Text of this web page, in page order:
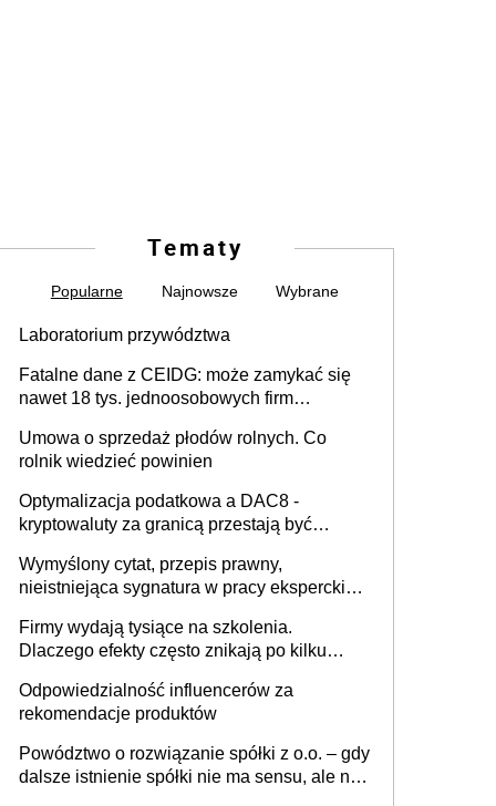
Tematy
Popularne Najnowsze Wybrane
Laboratorium przywództwa
Fatalne dane z CEIDG: może zamykać się
nawet 18 tys. jednoosobowych firm
Umowa o sprzedaż płodów rolnych. Co
rolnik wiedzieć powinien
Optymalizacja podatkowa a DAC8 -
kryptowaluty za granicą przestają być
Wymyślony cytat, przepis prawny,
nieistniejąca sygnatura w pracy eksperckiej -
firmie
Firmy wydają tysiące na szkolenia.
Dlaczego efekty często znikają po kilku
Odpowiedzialność influencerów za
rekomendacje produktów
Powództwo o rozwiązanie spółki z o.o. – gdy
dalsze istnienie spółki nie ma sensu, ale nie